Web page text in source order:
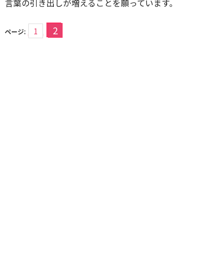
言葉の引き出しが増えることを願っています。
ページ: 1 2